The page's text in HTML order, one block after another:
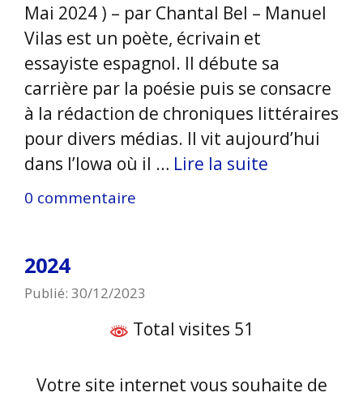
Mai 2024 ) – par Chantal Bel – Manuel
Vilas est un poète, écrivain et
essayiste espagnol. Il débute sa
carrière par la poésie puis se consacre
à la rédaction de chroniques littéraires
pour divers médias. Il vit aujourd’hui
dans l’Iowa où il … Lire la suite
0 commentaire
2024
Publié: 30/12/2023
Total visites 51
Votre site internet vous souhaite de